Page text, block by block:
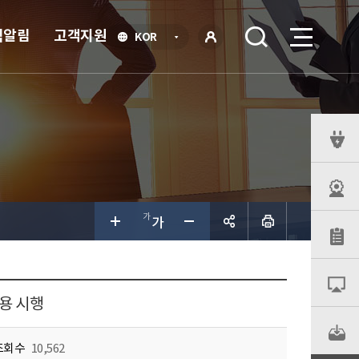
KOR언
선
그인
림 고객지원
시행
회수 10,562